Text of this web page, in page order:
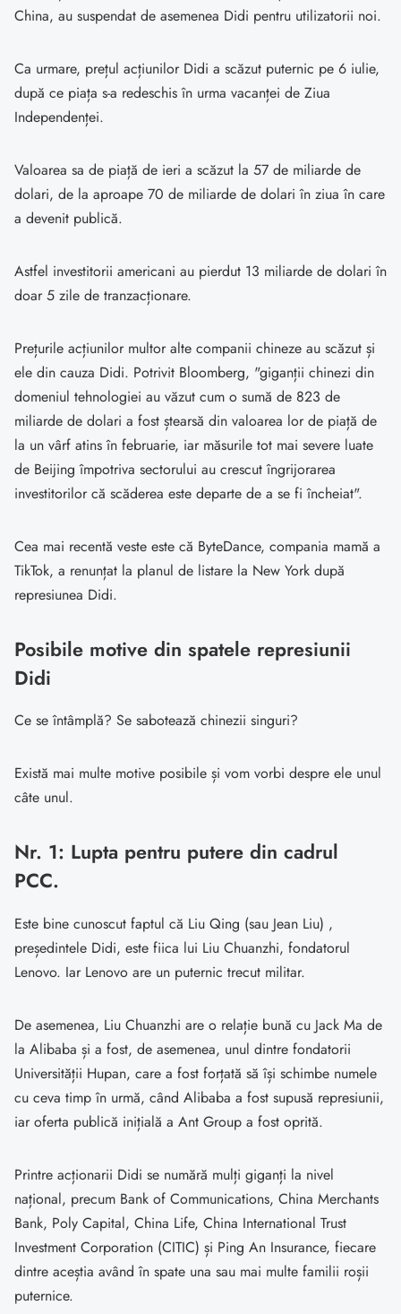
China, au suspendat de asemenea Didi pentru utilizatorii noi.
Ca urmare, prețul acțiunilor Didi a scăzut puternic pe 6 iulie,
după ce piața s-a redeschis în urma vacanței de Ziua
Independenței.
Valoarea sa de piață de ieri a scăzut la 57 de miliarde de
dolari, de la aproape 70 de miliarde de dolari în ziua în care
a devenit publică.
Astfel investitorii americani au pierdut 13 miliarde de dolari în
doar 5 zile de tranzacționare.
Prețurile acțiunilor multor alte companii chineze au scăzut și
ele din cauza Didi. Potrivit Bloomberg, "giganții chinezi din
domeniul tehnologiei au văzut cum o sumă de 823 de
miliarde de dolari a fost ștearsă din valoarea lor de piață de
la un vârf atins în februarie, iar măsurile tot mai severe luate
de Beijing împotriva sectorului au crescut îngrijorarea
investitorilor că scăderea este departe de a se fi încheiat".
Cea mai recentă veste este că ByteDance, compania mamă a
TikTok, a renunțat la planul de listare la New York după
represiunea Didi.
Posibile motive din spatele represiunii
Didi
Ce se întâmplă? Se sabotează chinezii singuri?
Există mai multe motive posibile și vom vorbi despre ele unul
câte unul.
Nr. 1: Lupta pentru putere din cadrul
PCC.
Este bine cunoscut faptul că Liu Qing (sau Jean Liu) ,
președintele Didi, este fiica lui Liu Chuanzhi, fondatorul
Lenovo. Iar Lenovo are un puternic trecut militar.
De asemenea, Liu Chuanzhi are o relație bună cu Jack Ma de
la Alibaba și a fost, de asemenea, unul dintre fondatorii
Universității Hupan, care a fost forțată să își schimbe numele
cu ceva timp în urmă, când Alibaba a fost supusă represiunii,
iar oferta publică inițială a Ant Group a fost oprită.
Printre acționarii Didi se numără mulți giganți la nivel
național, precum Bank of Communications, China Merchants
Bank, Poly Capital, China Life, China International Trust
Investment Corporation (CITIC) și Ping An Insurance, fiecare
dintre aceștia având în spate una sau mai multe familii roșii
puternice.